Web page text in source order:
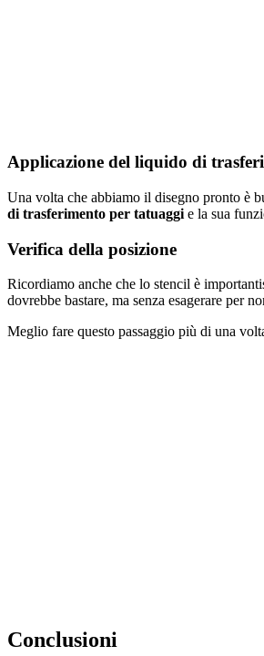
Applicazione del liquido di
Una volta che abbiamo il disegno pronto è
di trasferimento per tatuaggi e la sua
Verifica della posizione
Ricordiamo anche che lo stencil è
dovrebbe bastare, ma senza esagerare per
Meglio fare questo passaggio più di una
Conclusioni